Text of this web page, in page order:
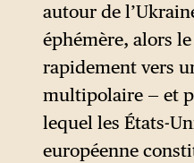
autour de
éphémère, alors
rapidement vers
multipolaire — et
lequel les États-
européenne